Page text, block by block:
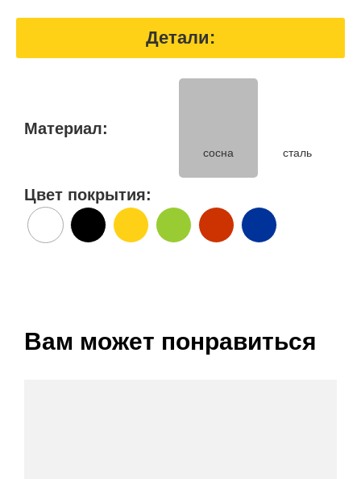
Детали:
Материал:
сосна сталь
Цвет покрытия:
Вам может понравиться